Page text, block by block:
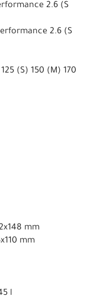
2.6 (S
2.6 (S
(S) 150 (M) 170
mm
mm
l